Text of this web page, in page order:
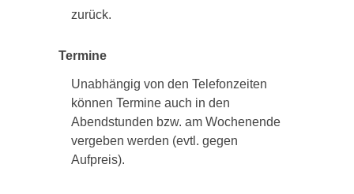
zurück.
Termine
Unabhängig von den Telefonzeiten
können Termine auch in den
Abendstunden bzw. am Wochenende
vergeben werden (evtl. gegen
Aufpreis).